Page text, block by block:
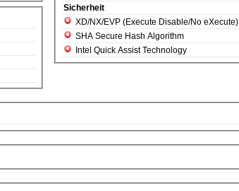
Sicherheit
XD/NX/EVP (Execute Disable/No eXecute)
SHA Secure Hash Algorithm
Intel Quick Assist Technology